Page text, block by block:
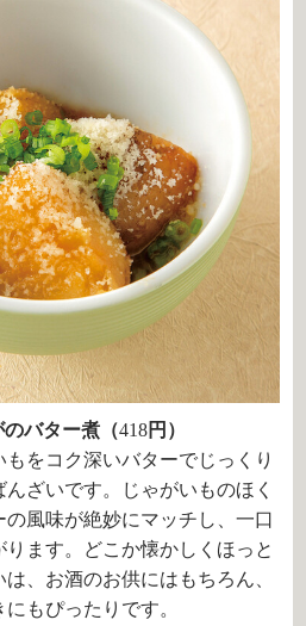
バター煮（418円）
をコク深いバターでじっくり
ざいです。じゃがいものほく
風味が絶妙にマッチし、一口
ます。どこか懐かしくほっと
、お酒のお供にはもちろん、
もぴったりです。